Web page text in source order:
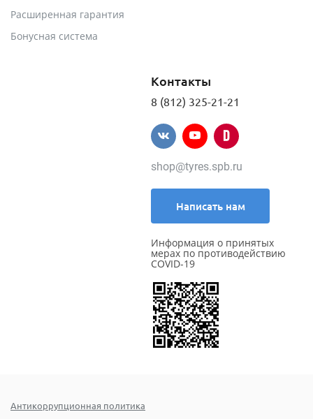
Расширенная гарантия
Бонусная система
Контакты
8 (812) 325-21-21
shop@tyres.spb.ru
Написать нам
Информация о принятых
мерах по противодействию
COVID-19
Антикоррупционная политика